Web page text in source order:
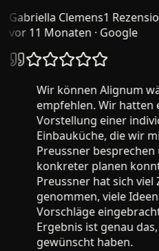
Gabriella Clemens1
vor 11 Monaten· Google
Wir können Alignum
empfehlen. Wir hatten
Vorstellung einer
Einbauküche, die wir
Preussner besprechen
konkreter planen
Preussner hat sich viel
genommen, viele Ideen
Vorschläge eingebracht
Ergebnis ist genau
gewünscht haben.